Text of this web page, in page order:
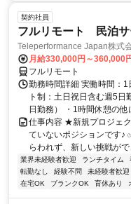
契約社員
フルリモート 民泊サ
Teleperformance Japan株式
月給330,000円～360,000
フルリモート
勤務時間詳細 実働時間：
ト制：土日祝日含む週5
日勤務） ・1時間休憩の他
仕事内容 ★新規プロジェ
ていないポジションです♪
らわれず、新しい挑戦が
業界未経験者歓迎 ランチタイム
転勤なし
経験不問 未経験者歓迎
在宅OK
ブランクOK 育休あり